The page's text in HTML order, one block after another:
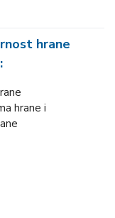
hrane
hrane i